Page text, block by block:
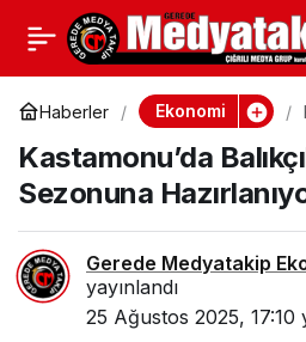
Haberler Ekonomi
Kastamonu’da
Sezonuna
Gerede Medyatakip
yayınlandı
25 Ağustos 2025, 17:10
Ankara Ticaret Odası
Başkanı Baran’dan KDV
İndirimi Önerisi